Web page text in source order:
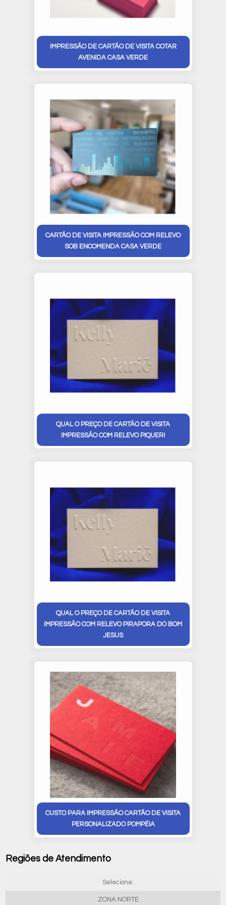
IMPRESSÃO DE CARTÃO DE VISITA COTAR
AVENIDA CASA VERDE
CARTÃO DE VISITA IMPRESSÃO COM RELEVO
SOB ENCOMENDA CASA VERDE
QUAL O PREÇO DE CARTÃO DE VISITA
IMPRESSÃO COM RELEVO PIQUERI
QUAL O PREÇO DE CARTÃO DE VISITA
IMPRESSÃO COM RELEVO PIRAPORA DO BOM
JESUS
CUSTO PARA IMPRESSÃO CARTÃO DE VISITA
PERSONALIZADO POMPÉIA
Regiões de Atendimento
Selecione:
ZONA NORTE